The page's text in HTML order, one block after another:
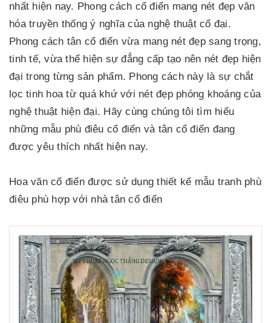
nhất hiện nay. Phong cách cổ điển mang nét đẹp văn
hóa truyền thống ý nghĩa của nghệ thuật cổ đại.
Phong cách tân cổ điển vừa mang nét đẹp sang trọng,
tinh tế, vừa thể hiện sự đẳng cấp tạo nên nét đẹp hiện
đại trong từng sản phẩm. Phong cách này là sự chắt
lọc tinh hoa từ quá khứ với nét đẹp phóng khoáng của
nghệ thuật hiện đại. Hãy cùng chúng tôi tìm hiểu
những mẫu phù điêu cổ điển và tân cổ điển đang
được yêu thích nhất hiện nay.
Hoa văn cổ điển được sử dụng thiết kế mẫu tranh phù
điêu phù hợp với nhà tân cổ điển